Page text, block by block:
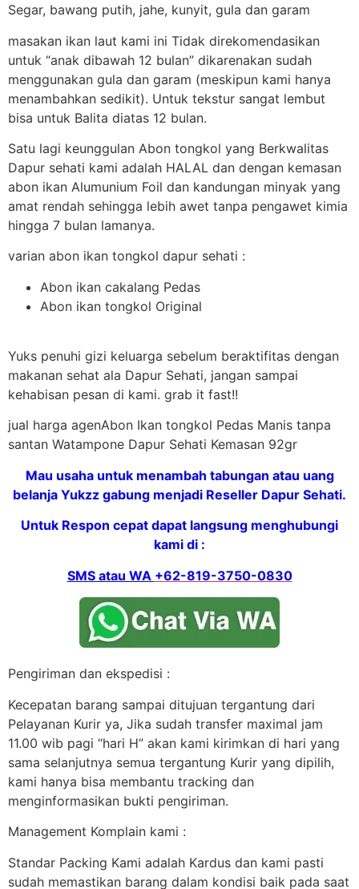
Segar, bawang putih, jahe, kunyit, gula dan garam
masakan ikan laut kami ini Tidak direkomendasikan
untuk “anak dibawah 12 bulan” dikarenakan sudah
menggunakan gula dan garam (meskipun kami hanya
menambahkan sedikit). Untuk tekstur sangat lembut
bisa untuk Balita diatas 12 bulan.
Satu lagi keunggulan Abon tongkol yang Berkwalitas
Dapur sehati kami adalah HALAL dan dengan kemasan
abon ikan Alumunium Foil dan kandungan minyak yang
amat rendah sehingga lebih awet tanpa pengawet kimia
hingga 7 bulan lamanya.
varian abon ikan tongkol dapur sehati :
Abon ikan cakalang Pedas
Abon ikan tongkol Original
Yuks penuhi gizi keluarga sebelum beraktifitas dengan
makanan sehat ala Dapur Sehati, jangan sampai
kehabisan pesan di kami. grab it fast!!
jual harga agenAbon Ikan tongkol Pedas Manis tanpa
santan Watampone Dapur Sehati Kemasan 92gr
Mau usaha untuk menambah tabungan atau uang
belanja Yukzz gabung menjadi Reseller Dapur Sehati.
Untuk Respon cepat dapat langsung menghubungi
kami di :
SMS atau WA +62-819-3750-0830
Pengiriman dan ekspedisi :
Kecepatan barang sampai ditujuan tergantung dari
Pelayanan Kurir ya, Jika sudah transfer maximal jam
11.00 wib pagi “hari H” akan kami kirimkan di hari yang
sama selanjutnya semua tergantung Kurir yang dipilih,
kami hanya bisa membantu tracking dan
menginformasikan bukti pengiriman.
Management Komplain kami :
Standar Packing Kami adalah Kardus dan kami pasti
sudah memastikan barang dalam kondisi baik pada saat